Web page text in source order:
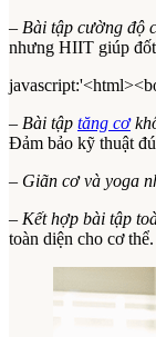
– Bài tập cường độ
nhưng HIIT giúp đốt
– Bài tập tăng cơ
Đảm bảo kỹ thuật
– Giãn cơ và yoga
– Kết hợp bài tập
toàn diện cho cơ thể.